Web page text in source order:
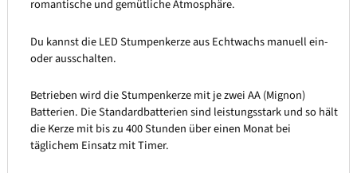
romantische und gemütliche Atmosphäre.
Du kannst die LED Stumpenkerze aus Echtwachs manuell ein-
oder ausschalten.
Betrieben wird die Stumpenkerze mit je zwei AA (Mignon)
Batterien. Die Standardbatterien sind leistungsstark und so hält
die Kerze mit bis zu 400 Stunden über einen Monat bei
täglichem Einsatz mit Timer.